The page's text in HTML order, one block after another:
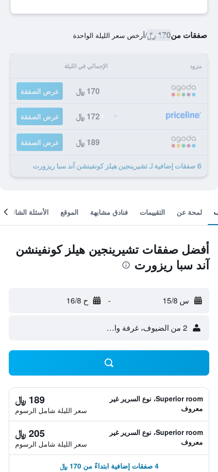
صفقات من170 ﷼ /أرخص سعر الليلة الواحدة
مزود الإجمالي في الليلة
170 ﷼ عرض الصفقة
172 ﷼ عرض الصفقة
189 ﷼ عرض الصفقة
6 صفقات إضافية لـ تشيرينجين هيلز كونفينشن آند سبا ريزورت
لمحة عن التقييمات فنادق مشابهة الموقع الأسئلة الشائعة
أفضل صفقات تشيرينجين هيلز كونفينشن
آند سبا ريزورت
س 15/8 - ح 16/8
2 من الضيوف، غرفة واحدة
Superior room، نوع السرير غير
معروف
189 ﷼
سعر الليلة شامل الرسوم
Superior room، نوع السرير غير
معروف
205 ﷼
سعر الليلة شامل الرسوم
4 صفقات إضافية ابتداءً من 170 ﷼